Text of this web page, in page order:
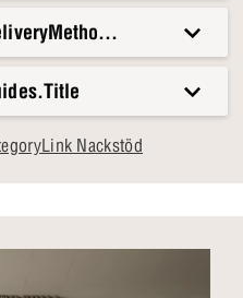
Nackstöd